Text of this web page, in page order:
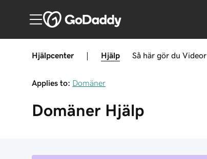
Hjälpcenter Hjälp Så här gör du Videor
Applies to: Domäner
Domäner Hjälp